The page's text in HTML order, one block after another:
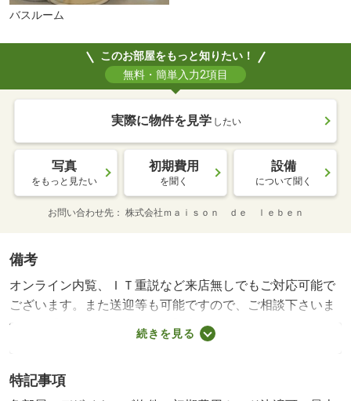
バスルーム
このお部屋をもっと知りたい！
無料・簡単入力2項目
実際に物件を見学 したい
写真
をもっと見たい
初期費用
を聞く
設備
について聞く
お問い合わせ先 株式会社ｍａｉｓｏｎ ｄｅ ｌｅｂｅｎ
備考
オンライン内覧、ＩＴ重説など来店無しでもご対応可能で
ございます。また送迎等も可能ですので、ご相談下さいま
せ。 【設備・特記事項備考】専用バス/町内会費 200円/
ギムサポートクラブ 2310円/鍵交換費用:18700円/管理人勤
続きを見る
特記事項